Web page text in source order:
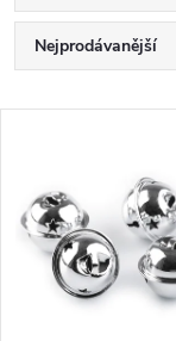
Ř
a
e
Nejprodávanější
Abecedně
ý
p